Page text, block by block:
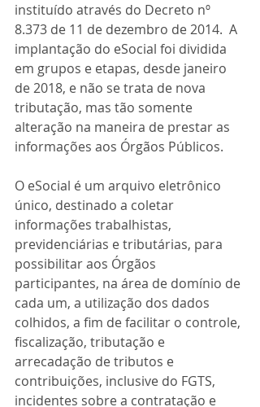
instituído através do Decreto nº
8.373 de 11 de dezembro de 2014.  A
implantação do eSocial foi dividida
em grupos e etapas, desde janeiro
de 2018, e não se trata de nova
tributação, mas tão somente
alteração na maneira de prestar as
informações aos Órgãos Públicos.
O eSocial é um arquivo eletrônico
único, destinado a coletar
informações trabalhistas,
previdenciárias e tributárias, para
possibilitar aos Órgãos
participantes, na área de domínio de
cada um, a utilização dos dados
colhidos, a fim de facilitar o controle,
fiscalização, tributação e
arrecadação de tributos e
contribuições, inclusive do FGTS,
incidentes sobre a contratação e